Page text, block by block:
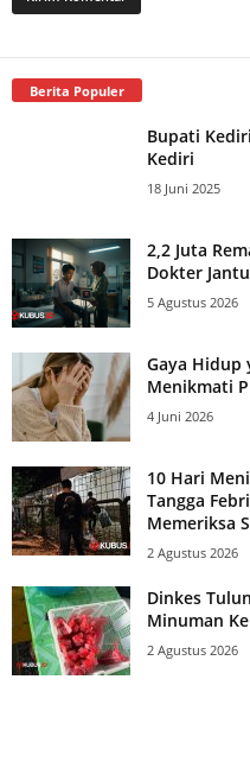
Berita Populer
Bupati
Kediri
18 Juni 2025
2,2 Juta
Dokter
5 Agustus 2026
Gaya Hidup
Menikmati
4 Juni 2026
10 Hari
Tangga
Memeriksa
2 Agustus 2026
Dinkes
Minuman
2 Agustus 2026